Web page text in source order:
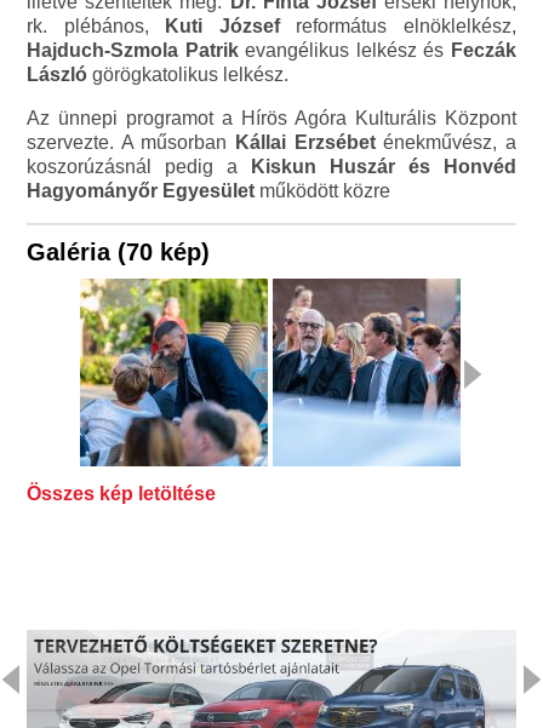
rk. plébános,
Kuti Józsefreformátus elnöklelkész,
Hajduch-Szmola Patrikevangélikus lelkész és Feczák
László görögkatolikus lelkész.
Az ünnepi programot a Hírös Agóra Kulturális Központ
szervezte. A műsorban
Kállai Erzsébeténekművész, a
koszorúzásnál pedig a
Kiskun Huszár és Honvéd
Hagyományőr Egyesület működött közre
Galéria (70 kép)
Összes kép letöltése